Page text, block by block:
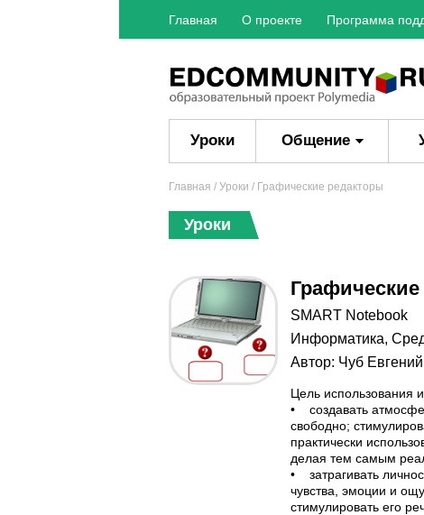
Главная О проекте Программа
Уроки Общение
Главная / Уроки / Графические редакторы
Уроки
SMART Notebook
Информатика,
Автор: Чуб
Цель использования
• создавать
свободно;
практически
делая тем самым
• затрагивать
чувства, эмоции и
стимулировать его